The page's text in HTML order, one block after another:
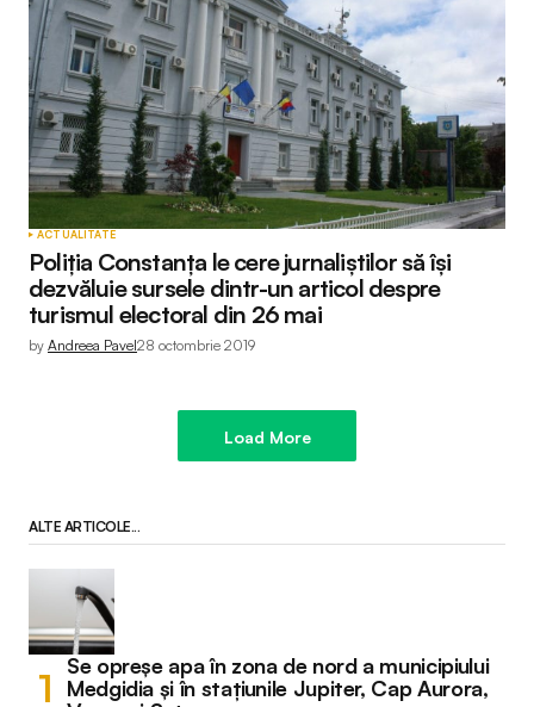
ACTUALITATE
Poliția Constanța le cere jurnaliștilor să își
dezvăluie sursele dintr-un articol despre
turismul electoral din 26 mai
by Andreea Pavel28 octombrie 2019
Load More
ALTE ARTICOLE...
Se opreșe apa în zona de nord a municipiului
Medgidia și în stațiunile Jupiter, Cap Aurora,